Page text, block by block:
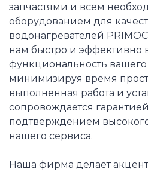
запчастями и всем
оборудованием для
водонагревателей
нам быстро и эффективно
функциональность
минимизируя время
выполненная работа и
сопровождается
подтверждением высокого
нашего сервиса.
Наша фирма делает